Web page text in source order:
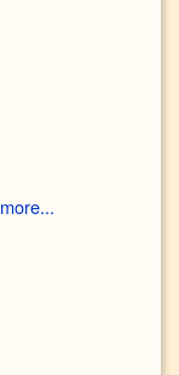
more...